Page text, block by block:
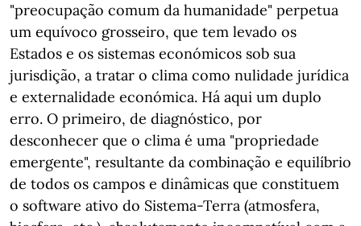
"preocupação comum da humanidade" perpetua
um equívoco grosseiro, que tem levado os
Estados e os sistemas económicos sob sua
jurisdição, a tratar o clima como nulidade jurídica
e externalidade económica. Há aqui um duplo
erro. O primeiro, de diagnóstico, por
desconhecer que o clima é uma "propriedade
emergente", resultante da combinação e equilíbrio
de todos os campos e dinâmicas que constituem
o software ativo do Sistema-Terra (atmosfera,